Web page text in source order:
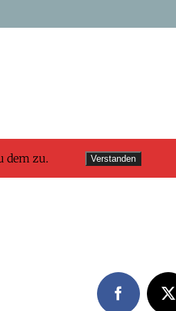
FacebookX
dem zu. Verstanden